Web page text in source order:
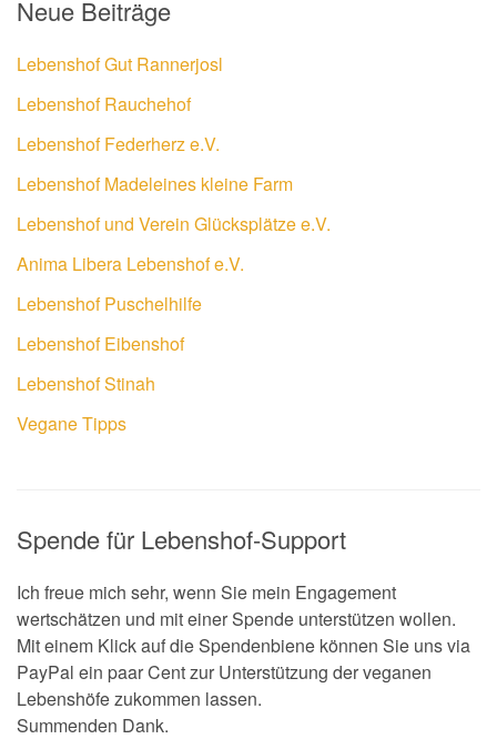
Neue Beiträge
Lebenshof Gut Rannerjosl
Lebenshof Rauchehof
Lebenshof Federherz e.V.
Lebenshof Madeleines kleine Farm
Lebenshof und Verein Glücksplätze e.V.
Anima Libera Lebenshof e.V.
Lebenshof Puschelhilfe
Lebenshof Eibenshof
Lebenshof Stinah
Vegane Tipps
Spende für Lebenshof-Support
Ich freue mich sehr, wenn Sie mein Engagement
wertschätzen und mit einer Spende unterstützen wollen.
Mit einem Klick auf die Spendenbiene können Sie uns via
PayPal ein paar Cent zur Unterstützung der veganen
Lebenshöfe zukommen lassen.
Summenden Dank.